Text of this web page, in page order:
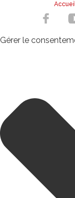
Gérer le